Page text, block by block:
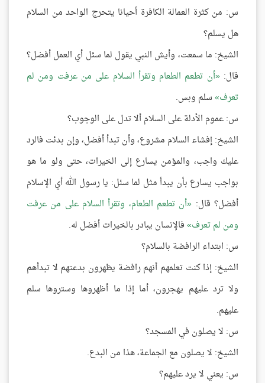
س: من كثرة العمالة الكافرة أحيانا يتحرج الواحد من السلام
هل يسلم؟
الشيخ: ما سمعت، وأيش النبي يقول لما سئل أي العمل أفضل؟
قال: أن تطعم الطعام وتقرأ السلام على من عرفت ومن لم
تعرف سلم وبس.
س: عموم الأدلة على السلام ألا تدل على الوجوب؟
الشيخ: إفشاء السلام مشروع، وأن تبدأ أفضل، وإن بدئت فالرد
عليك واجب، والمؤمن يسارع إلى الخيرات، حتى ولو ما هو
بواجب يسارع بأن يبدأ مثل لما سئل: يا رسول الله أي الإسلام
أفضل؟ قال: أن تطعم الطعام، وتقرأ السلام على من عرفت
ومن لم تعرف فالإنسان يبادر بالخيرات أفضل له.
س: ابتداء الرافضة بالسلام؟
الشيخ: إذا كنت تعلمهم أنهم رافضة يظهرون بدعتهم لا تبدأهم
ولا ترد عليهم يهجرون، أما إذا ما أظهروها وستروها سلم
عليهم.
س: لا يصلون في المسجد؟
الشيخ: لا يصلون مع الجماعة، هذا من البدع.
س: يعني لا يرد عليهم؟